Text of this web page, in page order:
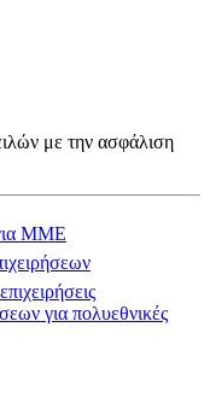
με την ασφάλιση
ΜΜΕ
για πολυεθνικές